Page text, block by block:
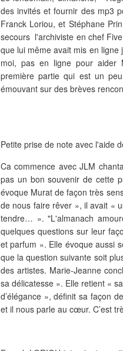
des invités et fournir des mp3
Franck Loriou, et Stéphane
secours l'archiviste en chef
que lui même avait mis en
moi, pas en ligne pour aider
première partie qui est un
émouvant sur des brèves
Petite prise de note avec l'aide
Ca commence avec JLM
pas un bon souvenir de cette
évoque Murat de façon très
de nous faire rêver », il avait «
tendre… ». "L'almanach
quelques questions sur leur
et parfum ». Elle évoque aussi
que la question suivante soit
des artistes. Marie-Jeanne
sa délicatesse ». Elle retient «
d’élégance », définit sa façon
et il nous parle au cœur. C’est